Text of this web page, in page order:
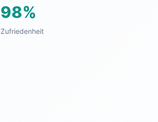
98%
Zufriedenheit